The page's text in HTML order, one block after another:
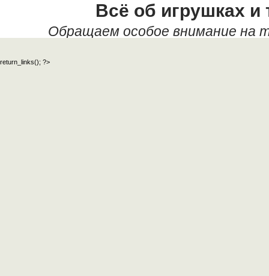
Всё об игрушках и
Обращаем особое внимание на
return_links(); ?>